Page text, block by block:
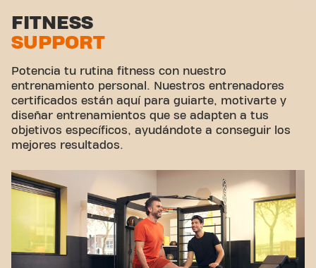
Zona de estiramiento
Ciclismo virtual
Hacer un tour
FITNESS
SUPPORT
Potencia tu rutina fitness con nuestro
entrenamiento personal. Nuestros entrenadores
certificados están aquí para guiarte, motivarte y
diseñar entrenamientos que se adapten a tus
objetivos específicos, ayudándote a conseguir los
mejores resultados.